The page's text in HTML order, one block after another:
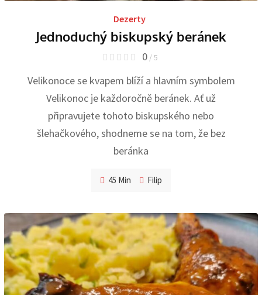
Dezerty
Jednoduchý biskupský beránek
0 / 5
Velikonoce se kvapem blíží a hlavním symbolem
Velikonoc je každoročně beránek. Ať už
připravujete tohoto biskupského nebo
šlehačkového, shodneme se na tom, že bez
beránka
45 Min Filip